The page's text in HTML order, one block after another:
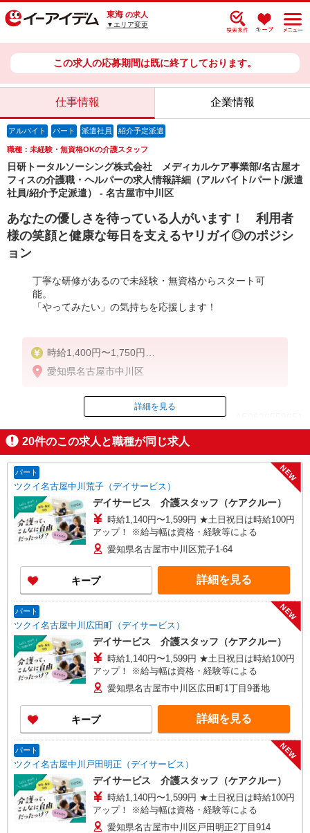
東海 の求人
▼エリア変更
この求人の応募期間は既に終了しております。
仕事情報 企業情報
アルバイト パート 派遣社員 紹介予定派遣
職種：未経験・無資格OKの介護スタッフ
日研トータルソーシング株式会社 メディカルケア事業部/名古屋オ
フィスの介護職・ヘルパーの求人情報詳細（アルバイト/パート/派遣
社員/紹介予定派遣） - 名古屋市中川区
あなたの優しさを待っている人がいます！ 利用者
様の笑顔と健康な毎日を支えるヤリガイ◎のポジシ
ョン
丁寧な研修があるので未経験・無資格からスタート可
能。
「やってみたい」の気持ちを応援します！
時給1,400円〜1,750円
★週払いOK（規定あり）
愛知県名古屋市中川区
ID：AE0626559651
掲載期間終了
詳細を見る
20件のこの求人と職種が同じ求人
パート
ツクイ名古屋中川荒子（デイサービス）
NEW
デイサービス 介護スタッフ（ケアクルー）
時給1,140円〜1,599円 ★土日祝日は時給100円
アップ！ ※給与幅は資格・経験等による
愛知県名古屋市中川区荒子1-64
キープ 詳細を見る
パート
ツクイ名古屋中川広田町（デイサービス）
NEW
デイサービス 介護スタッフ（ケアクルー）
時給1,140円〜1,599円 ★土日祝日は時給100円
アップ！ ※給与幅は資格・経験等による
愛知県名古屋市中川区広田町1丁目9番地
キープ 詳細を見る
パート
ツクイ名古屋中川戸田明正（デイサービス）
NEW
デイサービス 介護スタッフ（ケアクルー）
時給1,140円〜1,599円 ★土日祝日は時給100円
アップ！ ※給与幅は資格・経験等による
愛知県名古屋市中川区戸田明正2丁目914